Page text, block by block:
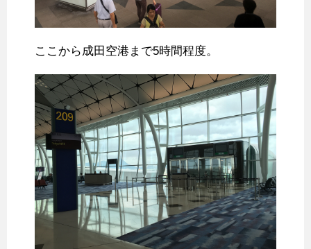
ここから成田空港まで5時間程度。